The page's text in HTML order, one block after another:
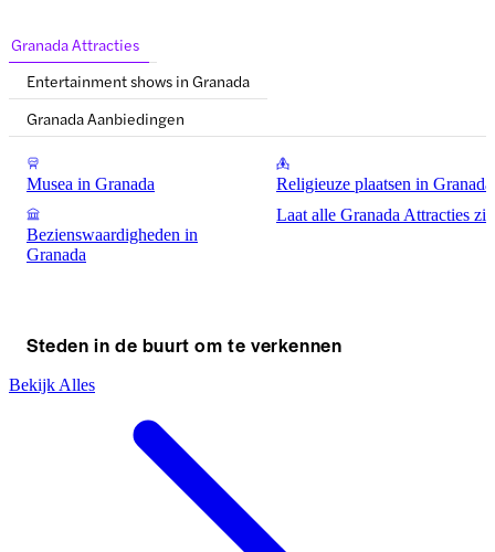
Granada Attracties
Entertainment shows in Granada
Granada Aanbiedingen
Musea in Granada Religieuze plaatsen in Granada
Bezienswaardigheden in
Granada
Laat alle Granada Attracties
Steden in de buurt om te verkennen
Bekijk Alles